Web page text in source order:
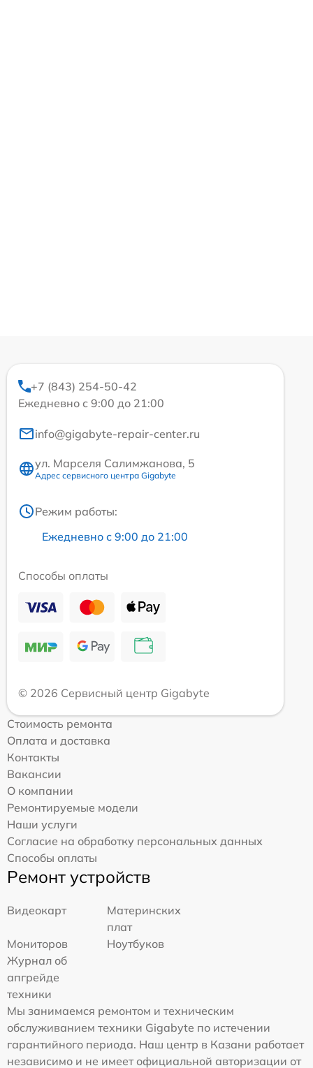
+7 (843) 254-50-42
Ежедневно с 9:00 до 21:00
info@gigabyte-repair-center.ru
ул. Марселя Салимжанова, 5
Адрес сервисного центра Gigabyte
Режим работы:
Ежедневно с 9:00 до 21:00
Способы оплаты
© 2026 Сервисный центр Gigabyte
Стоимость ремонта
Оплата и доставка
Контакты
Вакансии
О компании
Ремонтируемые модели
Наши услуги
Согласие на обработку персональных данных
Способы оплаты
Ремонт устройств
Видеокарт
Материнских
плат
Мониторов
Ноутбуков
Журнал об
апгрейде
техники
Мы занимаемся ремонтом и техническим
обслуживанием техники Gigabyte по истечении
гарантийного периода. Наш центр в Казани работает
независимо и не имеет официальной авторизации от